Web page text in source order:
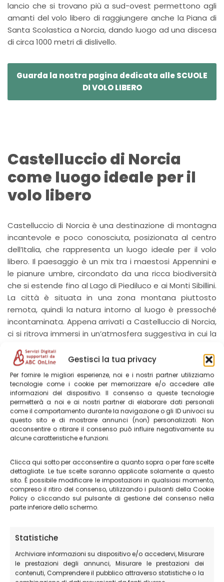
Gestisci la tua privacy
Per fornire le migliori esperienze, noi e i nostri partner utilizziamo
tecnologie come i cookie per memorizzare e/o accedere alle
informazioni del dispositivo. Il consenso a queste tecnologie
permetterà a noi e ai nostri partner di elaborare dati personali
come il comportamento durante la navigazione o gli ID univoci su
questo sito e di mostrare annunci (non) personalizzati. Non
acconsentire o ritirare il consenso può influire negativamente su
alcune caratteristiche e funzioni.
Clicca qui sotto per acconsentire a quanto sopra o per fare scelte
dettagliate. Le tue scelte saranno applicate solamente a questo
sito. È possibile modificare le impostazioni in qualsiasi momento,
compreso il ritiro del consenso, utilizzando i pulsanti della Cookie
Policy o cliccando sul pulsante di gestione del consenso nella
parte inferiore dello schermo.
Statistiche
Archiviare informazioni su dispositivo e/o accedervi, Misurare
le prestazioni degli annunci, Misurare le prestazioni dei
contenuti, Comprendere il pubblico attraverso statistiche o la
lancio che si trovano più a sud-ovest permettono agli
amanti del volo libero di raggiungere anche la Piana di
Santa Scolastica a Norcia, dando luogo ad una discesa
di circa 1000 metri di dislivello.
Guarda la nostra pagina dedicata alle SCUOLE
DI VOLO LIBERO
Castelluccio di Norcia
come luogo ideale per il
volo libero
Castelluccio di Norcia è una destinazione di montagna
incantevole e poco conosciuta, posizionata al centro
dell’Italia, che rappresenta un luogo ideale per il volo
libero. Il paesaggio è un mix tra i maestosi Appennini e
le pianure umbre, circondato da una ricca biodiversità
che si estende fino al Lago di Piediluco e ai Monti Sibillini.
La città è situata in una zona montana piuttosto
remota, quindi la natura intorno al luogo è pressoché
incontaminata. Appena arrivati a Castelluccio di Norcia,
ci si ritrova immersi in un’atmosfera suggestiva in cui la
offre agli amanti del volo libero panorami mozzafiato,
nonché condizioni ideali sia in termini di sicurezza che di
bellezza del paesaggio. Per tutti questi motivi,
Castelluccio di Norcia è uno dei posti più apprezzati in
Italia per chi vuole praticare il volo libero.